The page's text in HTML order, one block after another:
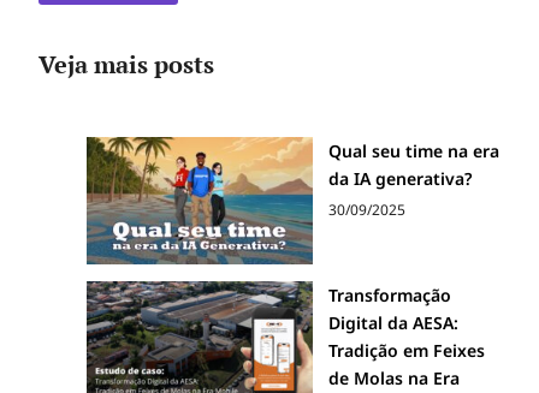
Veja mais posts
Qual seu time na era
da IA generativa?
30/09/2025
Transformação
Digital da AESA:
Tradição em Feixes
de Molas na Era